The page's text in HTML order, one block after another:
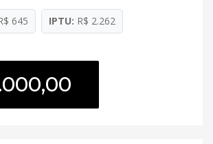
645 IPTU: R$ 2.262